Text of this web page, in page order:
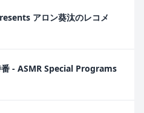
アロン葵汰のレコメ
番 - ASMR Special Programs